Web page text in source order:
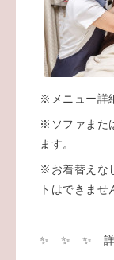
※メニュー詳
※ソファまた
ます。
※お着替えな
トはできませ
✨ ✨ ✨